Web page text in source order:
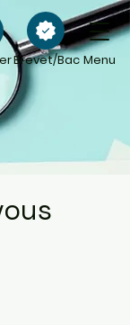
Brevet/Bac Menu